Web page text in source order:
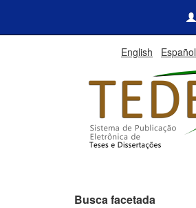
English Español
Busca facetada